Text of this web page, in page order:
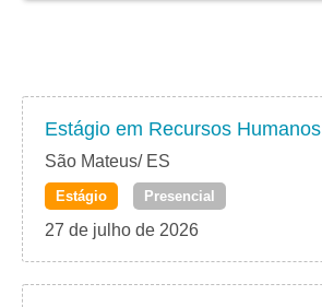
Estágio em Recursos Humanos
São Mateus/ ES
Estágio Presencial
27 de julho de 2026